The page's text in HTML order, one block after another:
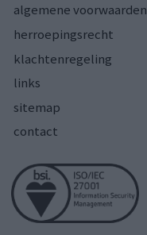
algemene voorwaarden
herroepingsrecht
klachtenregeling
links
sitemap
contact